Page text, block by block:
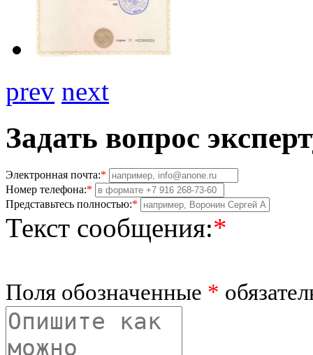
prev next
Задать вопрос
Электронная почта:*
Номер телефона:*
Представьтесь полностью:*
Текст сообщения:*
Поля обозначенные *